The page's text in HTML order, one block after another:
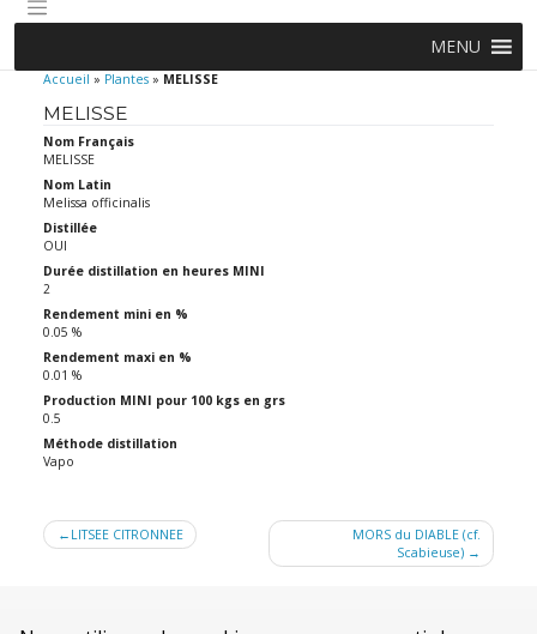
MENU
Accueil » Plantes » MELISSE
MELISSE
Nom Français
MELISSE
Nom Latin
Melissa officinalis
Distillée
OUI
Durée distillation en heures MINI
2
Rendement mini en %
0.05 %
Rendement maxi en %
0.01 %
Production MINI pour 100 kgs en grs
0.5
Méthode distillation
Vapo
Navigation
LITSEE CITRONNEE
MORS du DIABLE (cf.
Scabieuse)